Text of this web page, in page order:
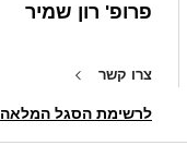
פרופ' רון שמיר
צרו קשר
לרשימת הסגל המלאה